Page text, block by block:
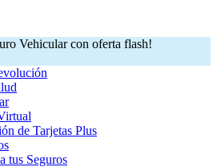
Vehicular con oferta flash!
de Tarjetas Plus
tus Seguros